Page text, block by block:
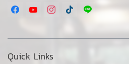
Quick Links